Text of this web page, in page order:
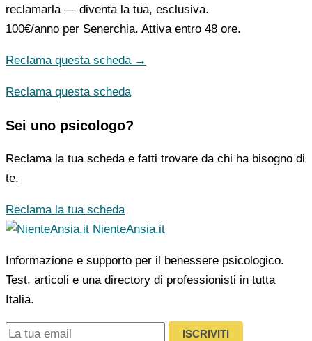
reclamarla — diventa la tua, esclusiva.
100€/anno per Senerchia. Attiva entro 48 ore.
Reclama questa scheda →
Reclama questa scheda
Sei uno psicologo?
Reclama la tua scheda e fatti trovare da chi ha bisogno di
te.
Reclama la tua scheda
NienteAnsia.it
Informazione e supporto per il benessere psicologico.
Test, articoli e una directory di professionisti in tutta
Italia.
ISCRIVITI